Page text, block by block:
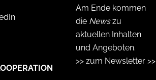
Am Ende kommen
die Newszu
aktuellen Inhalten
und Angeboten.
>> zum Newsletter >>